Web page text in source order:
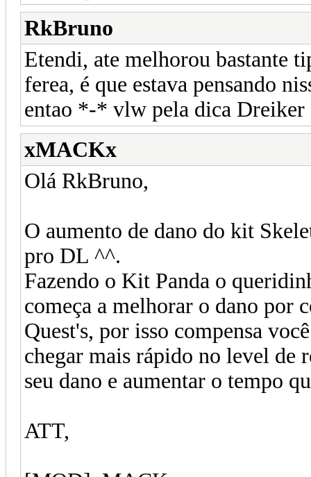
RkBruno
Etendi, ate melhorou bastante
ferea, é que estava pensando
entao *-* vlw pela dica Dreiker
xMACKx
Olá RkBruno,
O aumento de dano do kit
pro DL ^^.
Fazendo o Kit Panda o
começa a melhorar o dano por
Quest's, por isso compensa
chegar mais rápido no level de
seu dano e aumentar o tempo
ATT,